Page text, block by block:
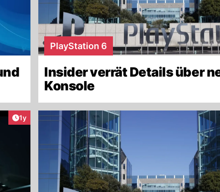
PlayStation 6
Insider verrät Details über
Konsole
Artikel veröffentlicht:
1y